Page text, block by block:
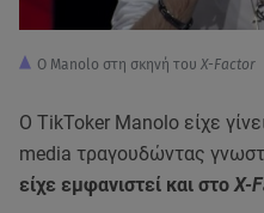
Ο Manolo στη σκηνή του X-Factor
Ο TikToker Manolo είχε
media τραγουδώντας
είχε εμφανιστεί και στοX-